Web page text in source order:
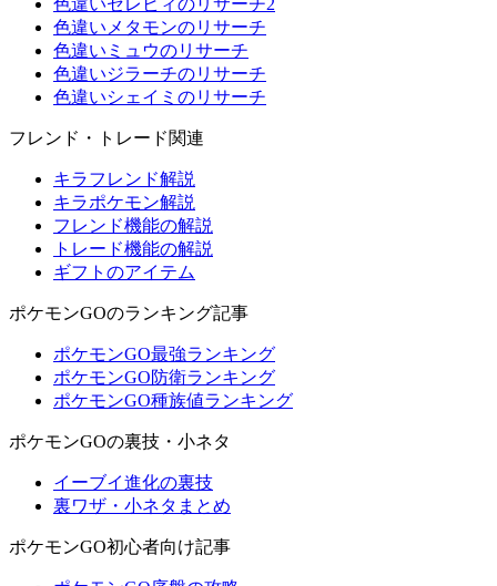
色違いセレビィのリサーチ2
色違いメタモンのリサーチ
色違いミュウのリサーチ
色違いジラーチのリサーチ
色違いシェイミのリサーチ
フレンド・トレード関連
キラフレンド解説
キラポケモン解説
フレンド機能の解説
トレード機能の解説
ギフトのアイテム
ポケモンGOのランキング記事
ポケモンGO最強ランキング
ポケモンGO防衛ランキング
ポケモンGO種族値ランキング
ポケモンGOの裏技・小ネタ
イーブイ進化の裏技
裏ワザ・小ネタまとめ
ポケモンGO初心者向け記事